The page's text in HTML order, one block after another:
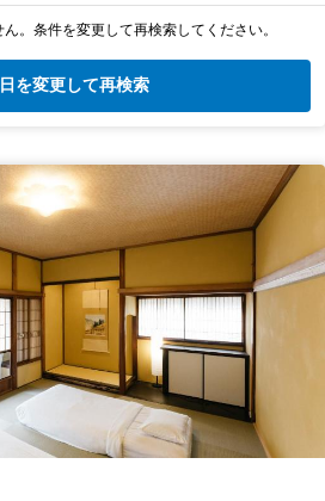
。条件を変更して再検索してください。
を変更して再検索